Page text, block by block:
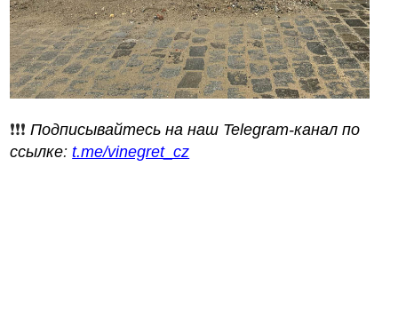
❗️❗️❗️Подписывайтесь на наш Telegram-канал по
ссылке:t.me/vinegret_cz